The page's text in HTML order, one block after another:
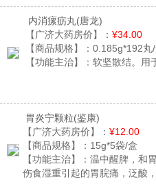
内消瘰疬丸(唐龙)
【广济大药房价】： ¥34.00
【商品规格】： 0.185g*192丸
【功能主治】： 软坚散结。用
胃炎宁颗粒(鉴康)
【广济大药房价】： ¥12.00
【商品规格】： 15g*5袋/盒
【功能主治】： 温中醒脾，和
伤食湿重引起的胃脘痛，泛酸